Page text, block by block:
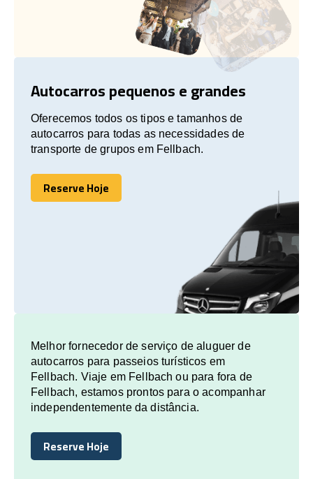
Autocarros pequenos e grandes
Oferecemos todos os tipos e tamanhos de
autocarros para todas as necessidades de
transporte de grupos em Fellbach.
Reserve Hoje
Reserve Hoje
Melhor fornecedor de serviço de aluguer de
autocarros para passeios turísticos em
Fellbach. Viaje em Fellbach ou para fora de
Fellbach, estamos prontos para o acompanhar
independentemente da distância.
Reserve Hoje
Reserve Hoje